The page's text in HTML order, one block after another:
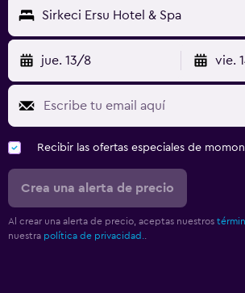
Sirkeci Ersu Hotel & Spa
jue. 13/8 vie.
Recibir las ofertas especiales de
Crea una alerta de precio
Al crear una alerta de precio, aceptas nuestros
nuestra política de privacidad.